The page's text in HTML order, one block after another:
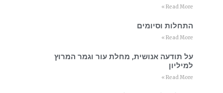
Read More »
התחלות וסיומים
Read More »
על תודעה אנושית, מחלת עור וגמר המרוץ
למיליון
Read More »